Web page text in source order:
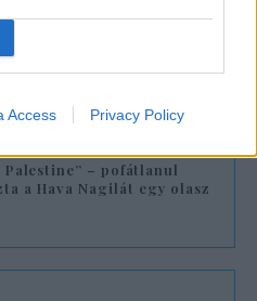
Access Privacy Policy
mint
a nápolyi
Palestine” – pofátlanul
a Hava Nagilát egy olasz